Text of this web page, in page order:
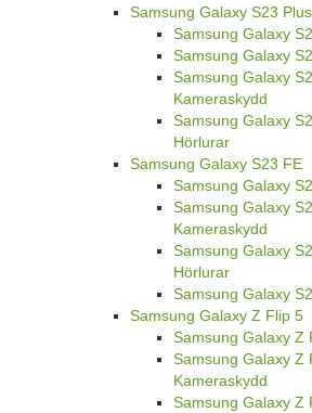
Samsung Galaxy S23 Plus
Samsung Galaxy
Samsung Galaxy
Samsung Galaxy
Kameraskydd
Samsung Galaxy
Hörlurar
Samsung Galaxy S23 FE
Samsung Galaxy
Samsung Galaxy
Kameraskydd
Samsung Galaxy
Hörlurar
Samsung Galaxy
Samsung Galaxy Z Flip 5
Samsung Galaxy Z
Samsung Galaxy Z
Kameraskydd
Samsung Galaxy Z